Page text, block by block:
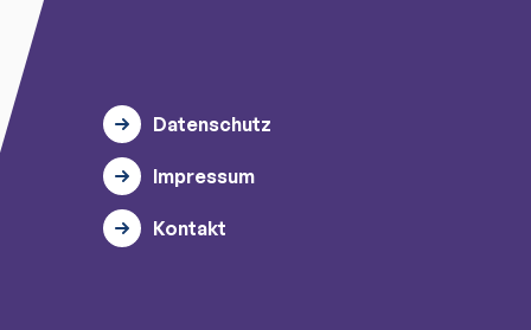
Datenschutz
Impressum
Kontakt